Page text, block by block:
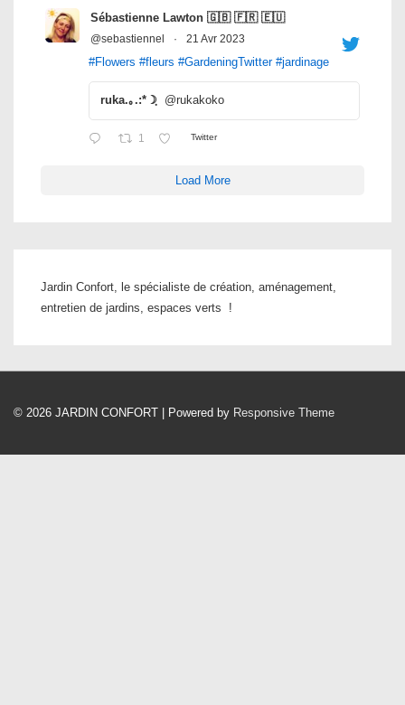
Sébastienne Lawton 🇬🇧 🇫🇷 🇪🇺
@sebastiennel · 21 Avr 2023
#Flowers #fleurs #GardeningTwitter #jardinage
ruka.｡.:*☽ฺ @rukakoko
1 Twitter
Load More
Jardin Confort, le spécialiste de création, aménagement,
entretien de jardins, espaces verts !
© 2026 JARDIN CONFORT | Powered by Responsive Theme